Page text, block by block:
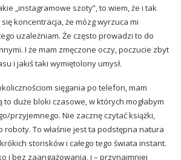
„instagramowe szoty”, to wiem, że i tak
się koncentracja, że mózg wyrzuca mi
uzależniam. Że często prowadzi to do
I że mam zmęczone oczy, poczucie zbyt
i jakiś taki wymiętolony umysł.
sięgania po telefon, mam
to duże bloki czasowe, w których mogłabym
przyjemnego. Nie zacznę czytać książki,
roboty. To właśnie jest ta podstępna natura
storisków i całego tego świata instant.
i bez zaangażowania, i – przynajmniej